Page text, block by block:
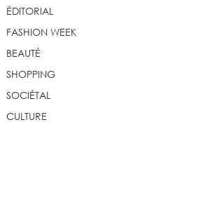
ÉDITORIAL
FASHION WEEK
BEAUTÉ
SHOPPING
SOCIÉTAL
CULTURE